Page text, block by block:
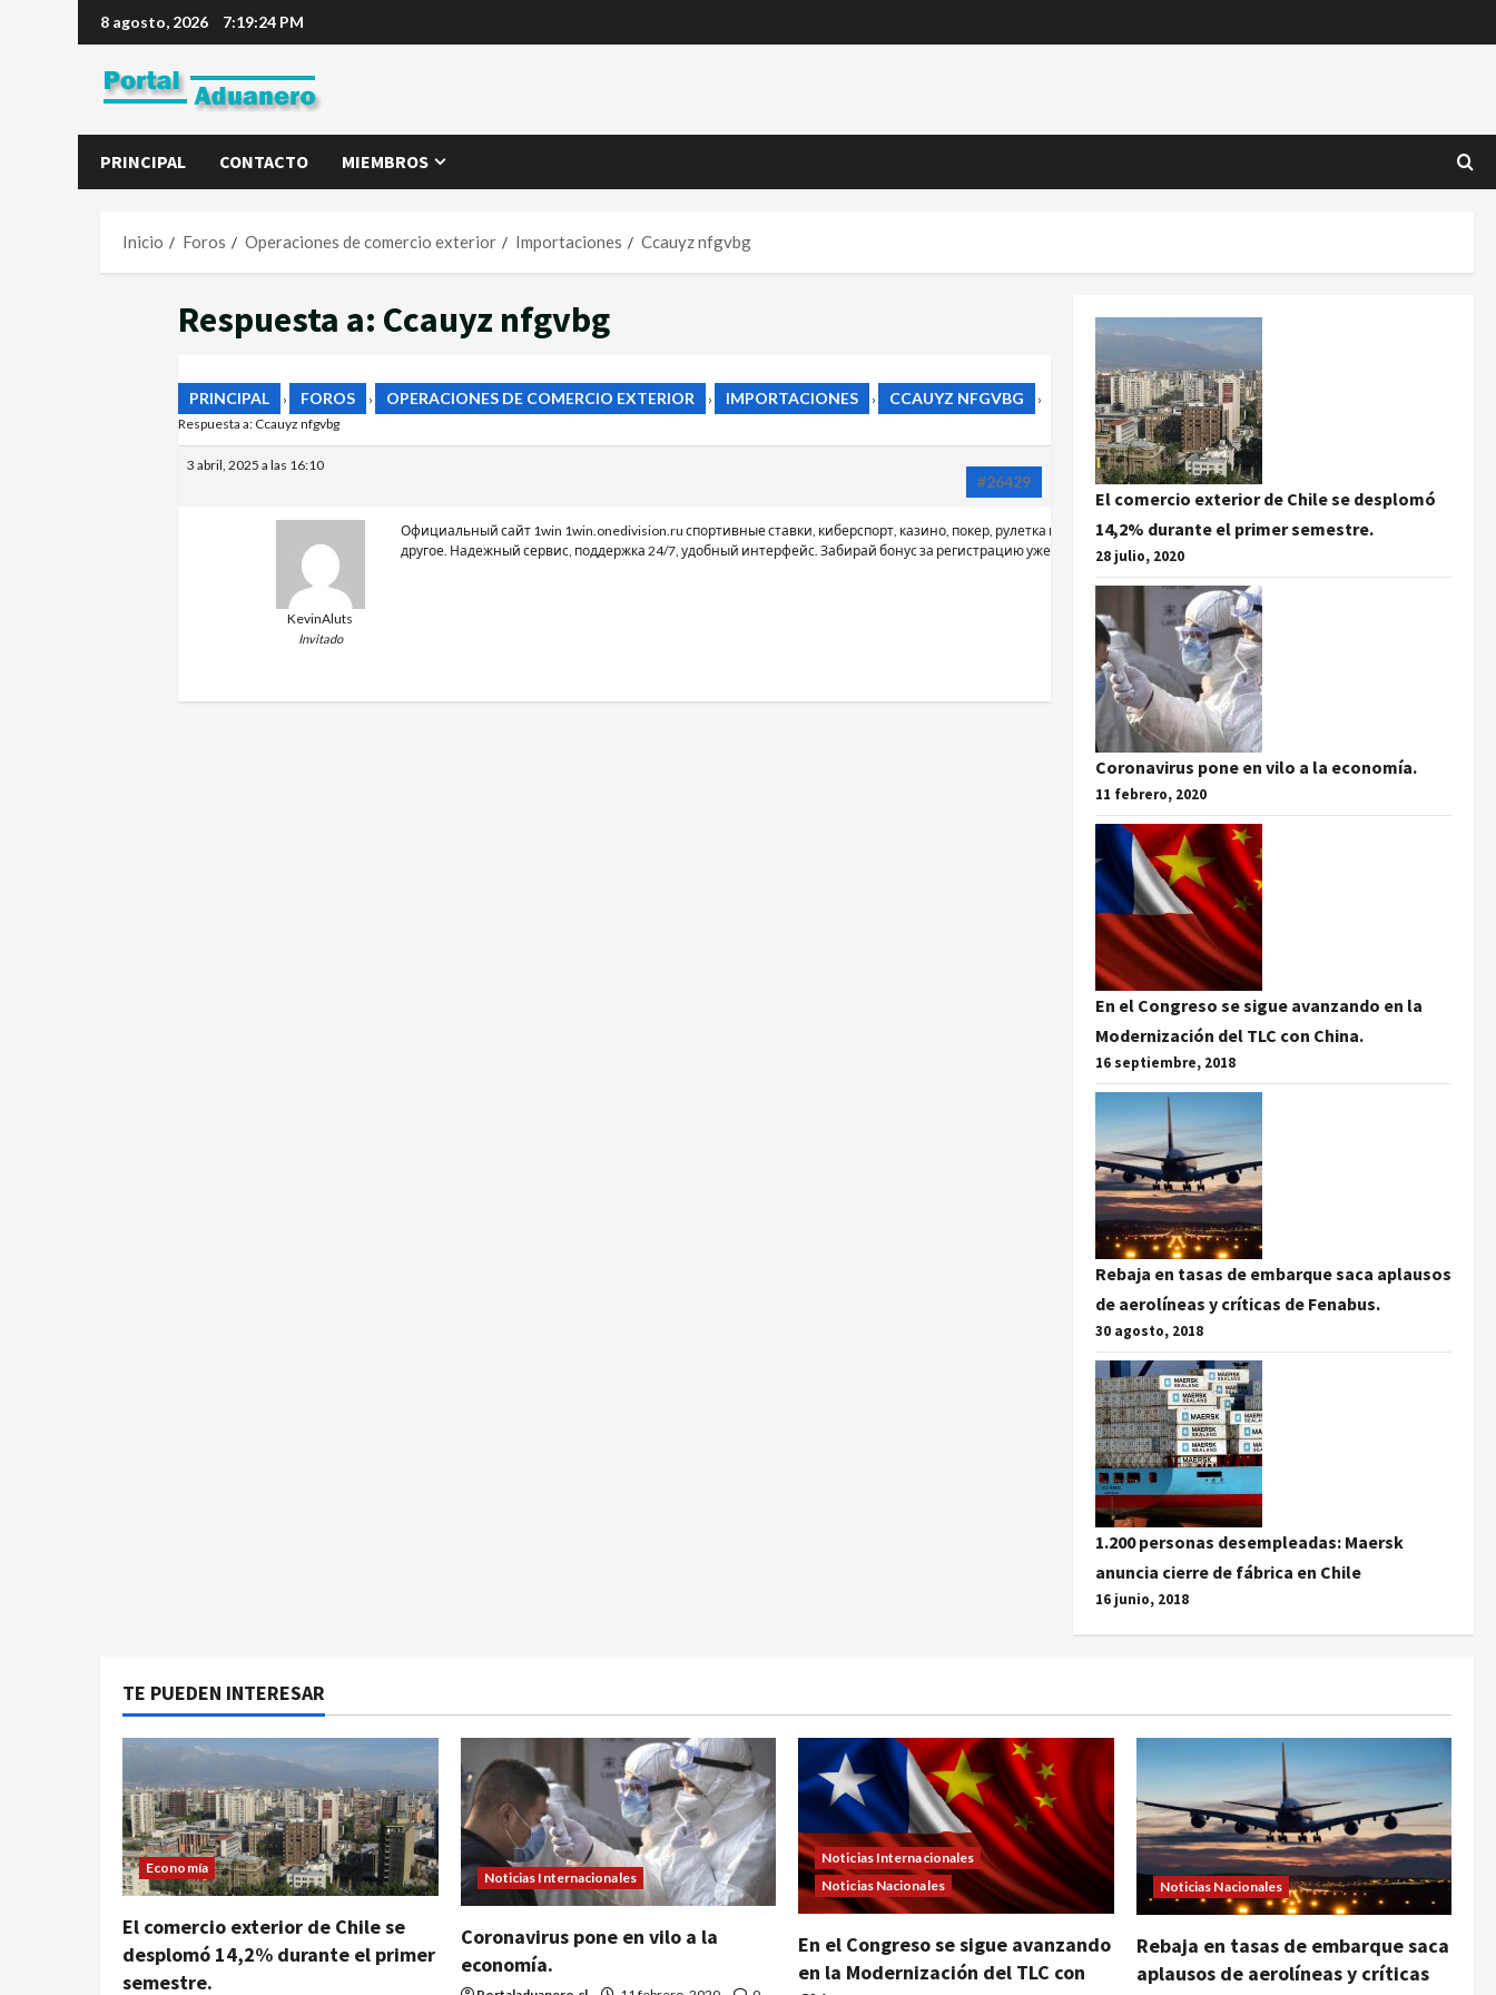
8 agosto, 2026 7:19:25 PM
PRINCIPAL CONTACTO MIEMBROS
Inicio Foros Operaciones de comercio exterior Importaciones Ccauyz nfgvbg
Respuesta a: Ccauyz nfgvbg
PRINCIPAL › FOROS › OPERACIONES DE COMERCIO EXTERIOR › IMPORTACIONES › CCAUYZ NFGVBG
›
Respuesta a: Ccauyz nfgvbg
3 abril, 2025 a las 16:10
#26429
KevinAluts
Invitado
Официальный сайт 1win 1win.onedivision.ru спортивные ставки, киберспорт, казино, покер, рулетка и многое
другое. Надежный сервис, поддержка 24/7, удобный интерфейс. Забирай бонус за регистрацию уже сейчас!
El comercio exterior de Chile se desplomó
14,2% durante el primer semestre.
28 julio, 2020
Coronavirus pone en vilo a la economía.
11 febrero, 2020
En el Congreso se sigue avanzando en la
Modernización del TLC con China.
16 septiembre, 2018
Rebaja en tasas de embarque saca aplausos
de aerolíneas y críticas de Fenabus.
30 agosto, 2018
1.200 personas desempleadas: Maersk
anuncia cierre de fábrica en Chile
16 junio, 2018
TE PUEDEN INTERESAR
Economía
El comercio exterior de Chile se
desplomó 14,2% durante el primer
semestre.
Noticias Internacionales
Coronavirus pone en vilo a la
economía.
Noticias Internacionales
Noticias Nacionales
En el Congreso se sigue avanzando
en la Modernización del TLC con
Noticias Nacionales
Rebaja en tasas de embarque saca
aplausos de aerolíneas y críticas